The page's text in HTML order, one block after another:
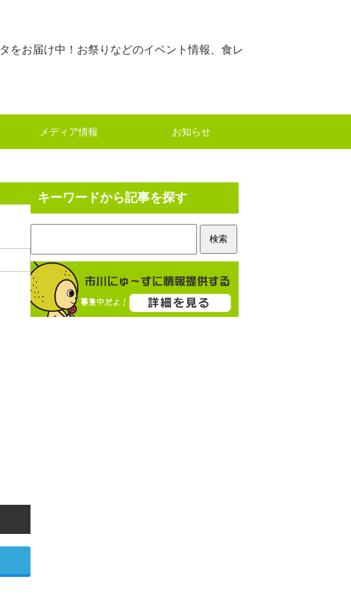
をお届け中！お祭りなどのイベント情報、食レ
メディア情報 お知らせ
キーワードから記事を探す